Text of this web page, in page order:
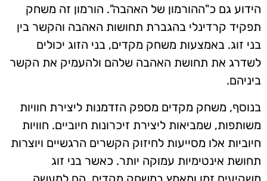
הידוע גם כ"ההורמון של האהבה". הורמון זה משחק
תפקיד קרדינלי בהגברת תחושות האהבה והקשר בין
בני זוג. באמצעות משחק מקדים, בני הזוג יכולים
לשדרג את תחושת האהבה שלהם ולהעמיק את הקשר
ביניהם.
בנוסף, משחק מקדים מספק הזדמנות ליצירת חוויות
משותפות, שמביאות ליצירת זיכרונות חיוביים. חוויות
חיוביות אלו מסייעות לחיזוק הקשרים הרגשיים ויוצרות
תחושת אינטימיות עמוקה יותר. כאשר בני זוג